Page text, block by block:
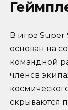
В игре Super
основан на
командной
членов
скрываются